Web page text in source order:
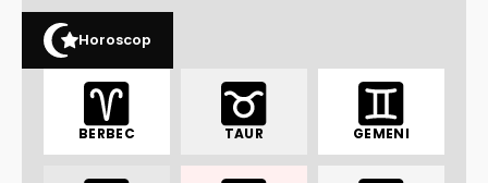
Horoscop
BERBEC TAUR GEMENI